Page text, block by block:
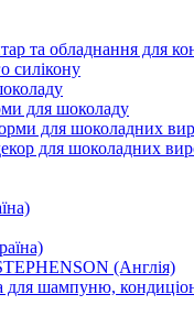
та обладнання для
силікону
для шоколаду
для шоколадних
для шоколадних
(Англія)
для шампуню,